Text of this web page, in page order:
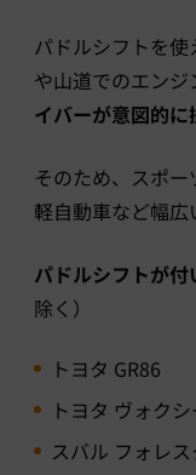
パドルシフトを
や山道でのエンジ
イバーが意図的に
そのため、スポ
軽自動車など幅広
パドルシフトが
除く）
トヨタ GR86
トヨタ ヴォクシ
スバル フォレ